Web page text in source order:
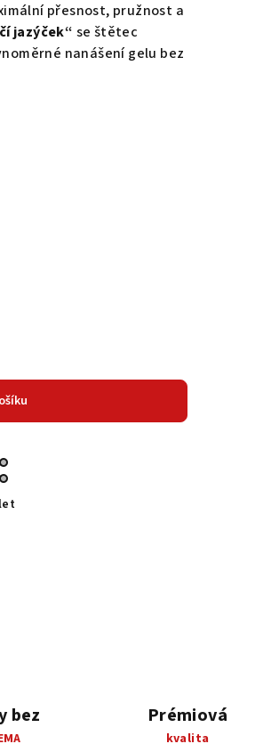
přesnost, pružnost a
jazýček“ se štětec
nanášení gelu bez
bez Prémiová
kvalita